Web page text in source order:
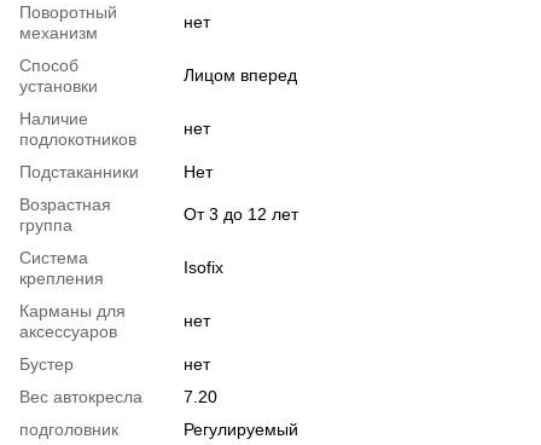
Поворотный
механизм
нет
Способ
установки
Лицом вперед
Наличие
подлокотников
нет
Подстаканники
Нет
Возрастная
группа
От 3 до 12 лет
Система
крепления
Isofix
Карманы для
аксессуаров
нет
Бустер
нет
Вес автокресла
7.20
подголовник
Регулируемый